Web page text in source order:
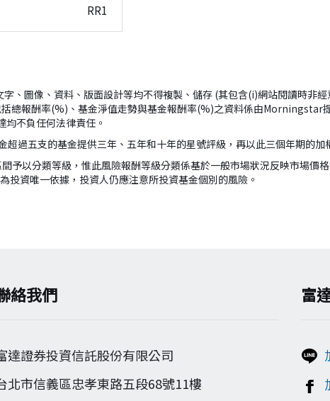
RR1
圖像、資料、版面設計等均不得複製、儲存 (其包含(i)網站閱讀時非
總報酬率(%)、基金淨值走勢與基金報酬率(%)之資料係由Morningstar
不負任何法律責任。
過五支的基金提供三年、五年和十年的星號評級，再以此三個年期的加
予以分類等級，惟此風險報酬等級分類係基於一般市場狀況反映市場價
資唯一依據，投資人仍應注意所投資基金個別的風險。
絡我們
達證券投資信託股份有限公司
北市信義區忠孝東路五段68號11樓
富